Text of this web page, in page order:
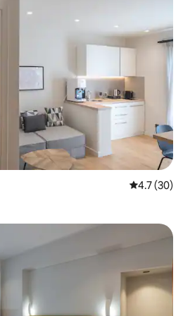
औसत रेटिंग 5 में
4.7 (30)